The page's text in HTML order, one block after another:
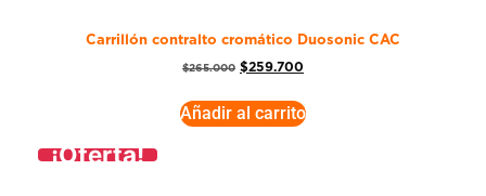
Carrillón contralto cromático Duosonic CAC
$265.000 $259.700
Añadir al carrito
¡Oferta!